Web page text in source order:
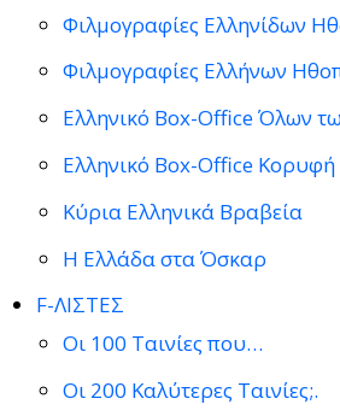
Φιλμογραφίες Ελληνίδων
Φιλμογραφίες Ελλήνων
Ελληνικό Box-Office Όλων
Ελληνικό Box-Office
Κύρια Ελληνικά Βραβεία
Η Ελλάδα στα Όσκαρ
F-ΛΙΣΤΕΣ
Οι 100 Ταινίες που…
Οι 200 Καλύτερες Ταινίες;.